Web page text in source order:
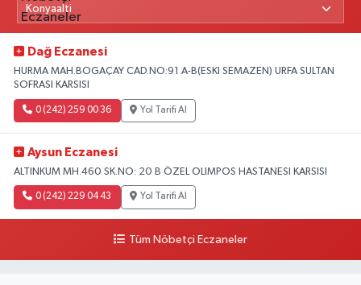
Dağ Eczanesi
HURMA MAH.BOGAÇAY CAD.NO:91 A-B(ESKI SEMAZEN) URFA SULTAN
SOFRASI KARSISI
0 (242) 259 00 36 Yol Tarifi Al
Aysun Eczanesi
ALTINKUM MH.460 SK.NO: 20 B ÖZEL OLIMPOS HASTANESI KARSISI
0 (242) 229 04 43 Yol Tarifi Al
Tüm Nöbetçi Eczaneler